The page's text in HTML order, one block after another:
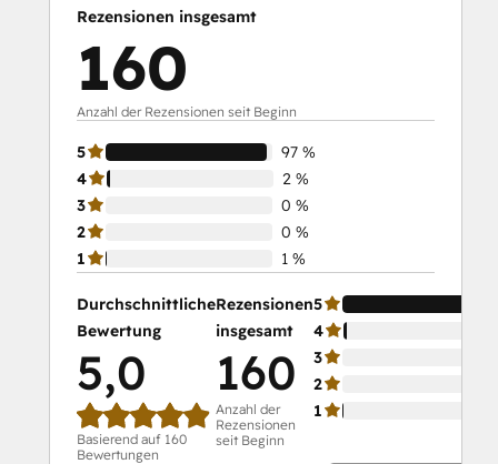
Rezensionen insgesamt
160
Anzahl der Rezensionen seit Beginn
5
97 %
4
2 %
3
0 %
2
0 %
1
1 %
Durchschnittliche
Bewertung
5,0
Basierend auf 160
Bewertungen
Rezensionen
insgesamt
160
Anzahl der
Rezensionen
seit Beginn
5
4
3
2
1